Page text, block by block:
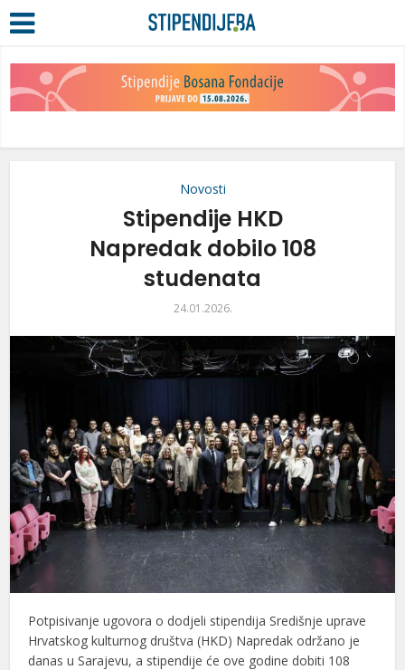
Novosti
Stipendije HKD
Napredak dobilo 108
studenata
24.01.2026.
Potpisivanje ugovora o dodjeli stipendija Središnje uprave
Hrvatskog kulturnog društva (HKD) Napredak održano je
danas u Sarajevu, a stipendije će ove godine dobiti 108